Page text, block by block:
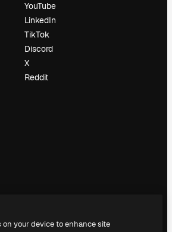
YouTube
LinkedIn
TikTok
Discord
X
Reddit
your device to enhance site